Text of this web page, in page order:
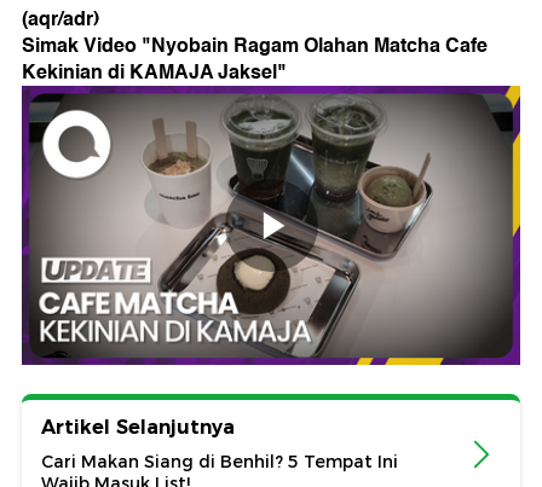
(aqr/adr)
Simak Video "Nyobain Ragam Olahan Matcha Cafe
Kekinian di KAMAJA Jaksel"
Artikel Selanjutnya
Cari Makan Siang di Benhil? 5 Tempat Ini